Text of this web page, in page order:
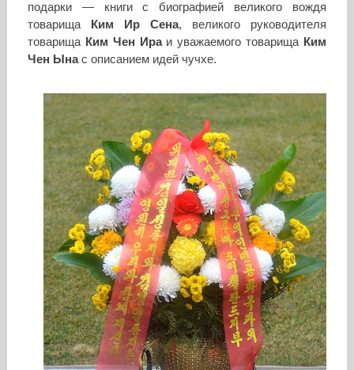
подарки — книги с биографией великого вождя
товарища
Ким Ир Сена, великого руководителя
товарища Ким Чен Ираи уважаемого товарища Ким
Чен Ынас описанием идей чучхе.